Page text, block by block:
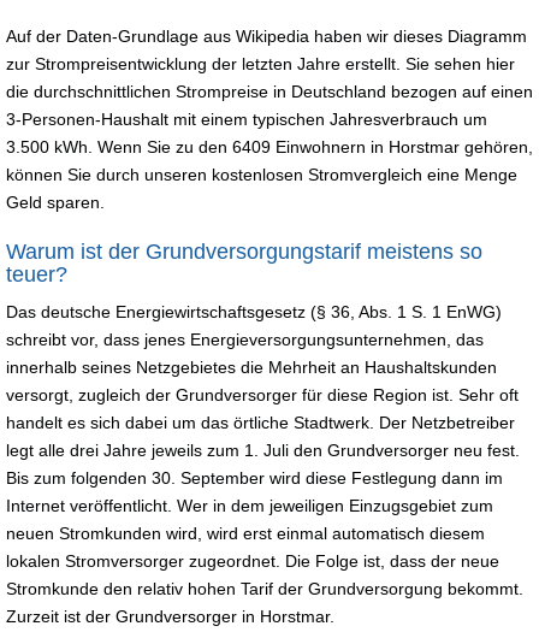
Auf der Daten-Grundlage aus Wikipedia haben wir dieses Diagramm
zur Strompreisentwicklung der letzten Jahre erstellt. Sie sehen hier
die durchschnittlichen Strompreise in Deutschland bezogen auf einen
3-Personen-Haushalt mit einem typischen Jahresverbrauch um
3.500 kWh. Wenn Sie zu den 6409 Einwohnern in Horstmar gehören,
können Sie durch unseren kostenlosen Stromvergleich eine Menge
Geld sparen.
Warum ist der Grundversorgungstarif meistens so
teuer?
Das deutsche Energiewirtschaftsgesetz (§ 36, Abs. 1 S. 1 EnWG)
schreibt vor, dass jenes Energieversorgungsunternehmen, das
innerhalb seines Netzgebietes die Mehrheit an Haushaltskunden
versorgt, zugleich der Grundversorger für diese Region ist. Sehr oft
handelt es sich dabei um das örtliche Stadtwerk. Der Netzbetreiber
legt alle drei Jahre jeweils zum 1. Juli den Grundversorger neu fest.
Bis zum folgenden 30. September wird diese Festlegung dann im
Internet veröffentlicht. Wer in dem jeweiligen Einzugsgebiet zum
neuen Stromkunden wird, wird erst einmal automatisch diesem
lokalen Stromversorger zugeordnet. Die Folge ist, dass der neue
Stromkunde den relativ hohen Tarif der Grundversorgung bekommt.
Zurzeit ist der Grundversorger in Horstmar.